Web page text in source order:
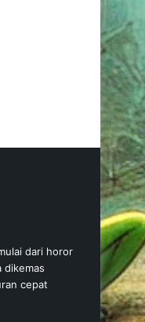
dari horor
dikemas
cepat